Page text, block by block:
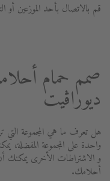
قم بالاتصال بأحد الموزعين
صمم حمام
ديوراڨيت
هل تعرف ما هي المجموعة
واحدة على المجموعة المفضلة،
و الاشتراطات الأخرى يمكنك أن
أحلامك.